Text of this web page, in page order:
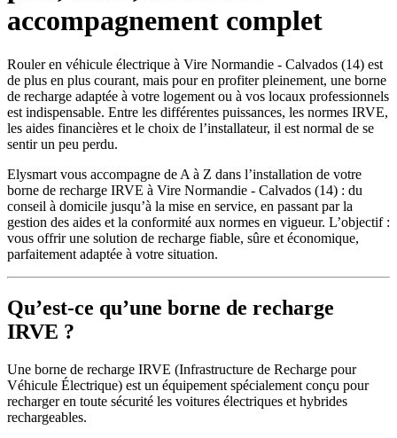
accompagnement complet
Rouler en véhicule électrique à Vire Normandie - Calvados (14) est
de plus en plus courant, mais pour en profiter pleinement, une borne
de recharge adaptée à votre logement ou à vos locaux professionnels
est indispensable. Entre les différentes puissances, les normes IRVE,
les aides financières et le choix de l’installateur, il est normal de se
sentir un peu perdu.
Elysmart vous accompagne de A à Z dans l’installation de votre
borne de recharge IRVE à Vire Normandie - Calvados (14) : du
conseil à domicile jusqu’à la mise en service, en passant par la
gestion des aides et la conformité aux normes en vigueur. L’objectif :
vous offrir une solution de recharge fiable, sûre et économique,
parfaitement adaptée à votre situation.
Qu’est-ce qu’une borne de recharge
IRVE ?
Une borne de recharge IRVE (Infrastructure de Recharge pour
Véhicule Électrique) est un équipement spécialement conçu pour
recharger en toute sécurité les voitures électriques et hybrides
rechargeables.